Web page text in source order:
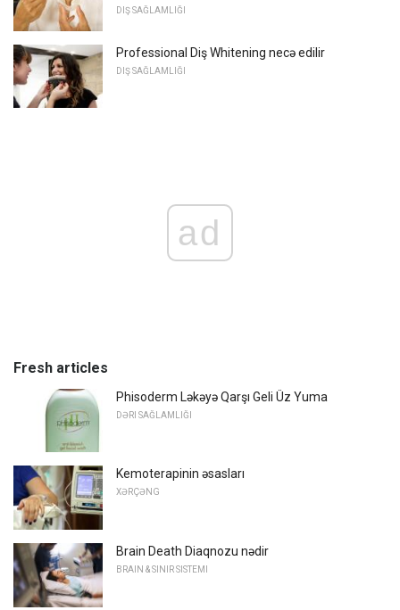
DIŞ SAĞLAMLIĞI
Professional Diş Whitening necə edilir
DIŞ SAĞLAMLIĞI
ad
Fresh articles
Phisoderm Ləkəyə Qarşı Geli Üz Yuma
DƏRI SAĞLAMLIĞI
Kemoterapinin əsasları
XƏRÇƏNG
Brain Death Diaqnozu nədir
BRAIN & SINIR SISTEMI